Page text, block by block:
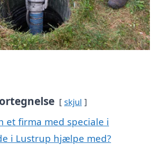
skjul
et firma med speciale i
i Lustrup hjælpe med?